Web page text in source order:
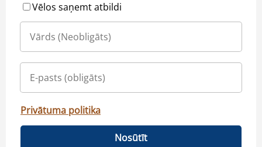
Vēlos saņemt atbildi
Privātuma politika
Nosūtīt